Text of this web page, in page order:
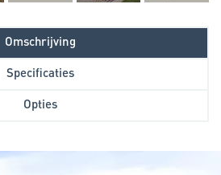
Omschrijving
Specificaties
Opties